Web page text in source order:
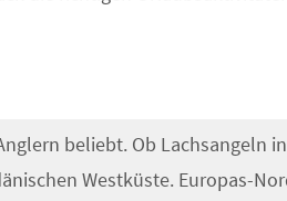
beliebt. Ob Lachsangeln
Westküste. Europas-